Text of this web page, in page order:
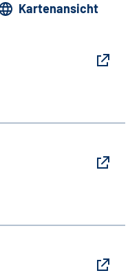
Kartenansicht